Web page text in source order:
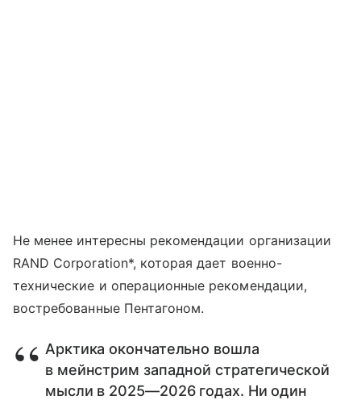
Не менее интересны рекомендации организации
RAND Corporation*, которая дает военно-
технические и операционные рекомендации,
востребованные Пентагоном.
Арктика окончательно вошла
в мейнстрим западной стратегической
мысли в 2025—2026 годах. Ни один